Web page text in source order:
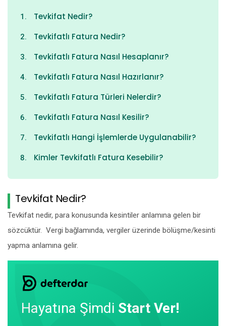
Tevkifat Nedir?
Tevkifatlı Fatura Nedir?
Tevkifatlı Fatura Nasıl Hesaplanır?
Tevkifatlı Fatura Nasıl Hazırlanır?
Tevkifatlı Fatura Türleri Nelerdir?
Tevkifatlı Fatura Nasıl Kesilir?
Tevkifatlı Hangi İşlemlerde Uygulanabilir?
Kimler Tevkifatlı Fatura Kesebilir?
Tevkifat Nedir?
Tevkifat nedir, para konusunda kesintiler anlamına gelen bir
sözcüktür. Vergi bağlamında, vergiler üzerinde bölüşme/kesinti
yapma anlamına gelir.
Hayatına Şimdi Start Ver!